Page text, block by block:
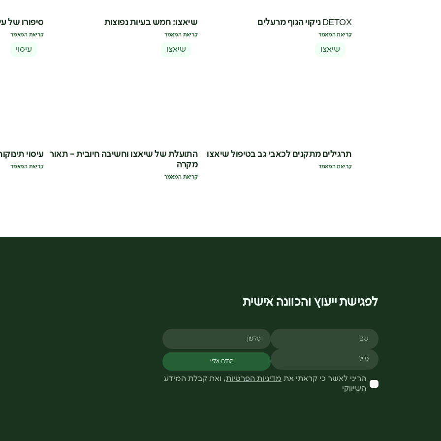
DETOX ניקוי הגוף מרעלים
קריאת המאמר
שיאצו: חמש בעיות נפוצות
קריאת המאמר
סיפורו של
קריאת המאמר
שיאצו
תרגילים מתקנים לכאבי גב בטיפול שיאצו
קריאת המאמר
שיאצו
התועלת של שיאצו וחשיבה חיובית – תאור
מקרה
קריאת המאמר
עיסוי
עיסוי
קריאת המאמר
לפגישת ייעוץ והכוונה אישית
שם טלפון
מייל
תחזרו אליי
הריני לאשר כי קראתי את מדיניות הפרטיות, ואת קבלת המידע
השיווקי